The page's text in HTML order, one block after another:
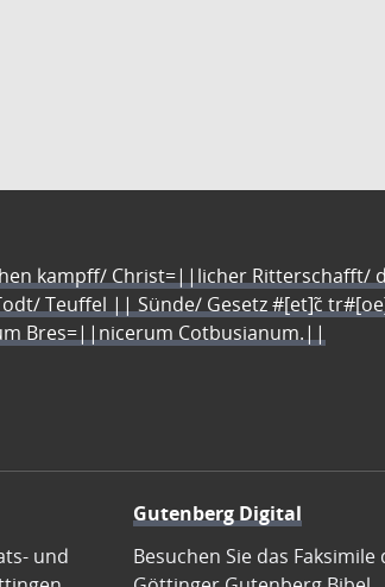
kampff/ Christ=||licher Ritterschafft/
Teuffel || Sünde/ Gesetz #[et]c̃
Bres=||nicerum Cotbusianum.||
und
Gutenberg Digital
Besuchen Sie das Faksimile